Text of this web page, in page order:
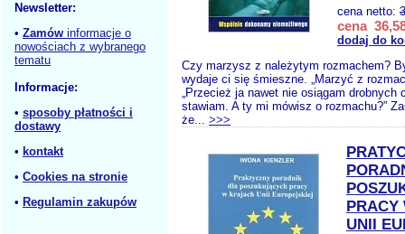
Newsletter:
• Zamów informacje o
nowościach z wybranego
tematu
Informacje:
• sposoby płatności i
dostawy
• kontakt
• Cookies na stronie
• Regulamin zakupów
cena netto:
cena
dodaj do
Czy marzysz z należytym rozmachem?
wydaje ci się śmieszne. „Marzyć z
„Przecież ja nawet nie osiągam drobnych
stawiam. A ty mi mówisz o rozmachu?”
że... >>>
PRACY
UNII